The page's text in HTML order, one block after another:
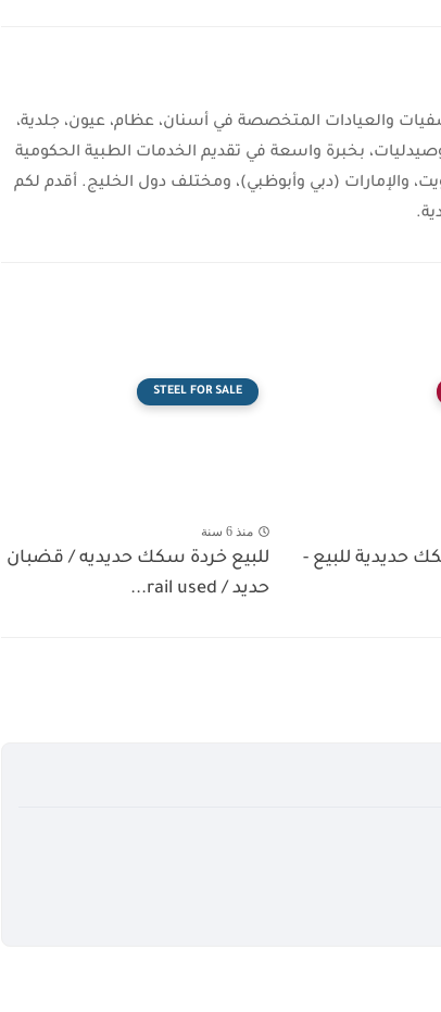
والعيادات المتخصصة في أسنان، عظام، عيون، جلدية،
بخبرة واسعة في تقديم الخدمات الطبية الحكومية
والإمارات (دبي وأبوظبي)، ومختلف دول الخليج. أقدم لكم
حديدية للبيع -
STEEL FOR SALE
منذ 6 سنة
للبيع خردة سكك حديديه / قضبان
حديد / rail used...